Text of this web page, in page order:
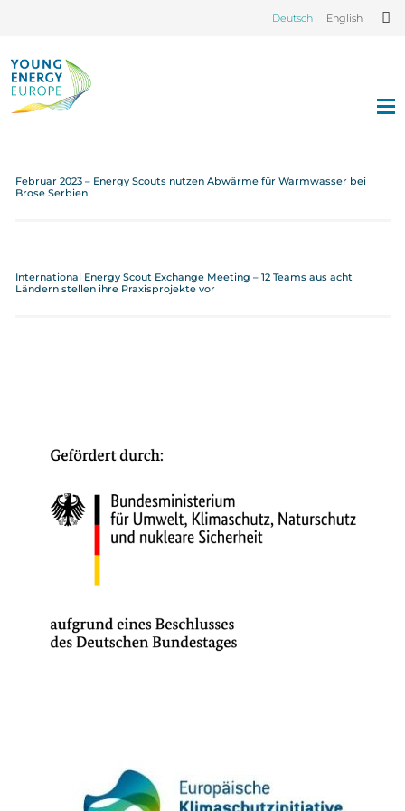
Deutsch English
Februar 2023 – Energy Scouts nutzen Abwärme für Warmwasser bei
Brose Serbien
International Energy Scout Exchange Meeting – 12 Teams aus acht
Ländern stellen ihre Praxisprojekte vor